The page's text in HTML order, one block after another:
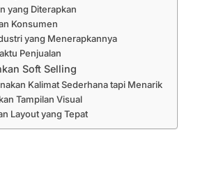
yang Diterapkan
Konsumen
yang Menerapkannya
Penjualan
Soft Selling
Kalimat Sederhana tapi Menarik
Tampilan Visual
Layout yang Tepat